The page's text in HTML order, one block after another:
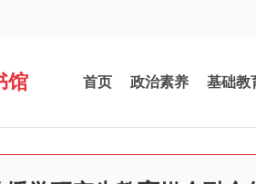
馆 首页 政治素养 基础教